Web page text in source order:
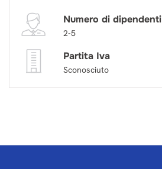
Numero di dipendenti
2-5
Partita Iva
Sconosciuto